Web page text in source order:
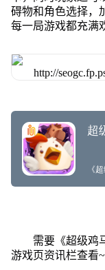
碍物和角色选择，
每一局游戏都充满
需要《超级鸡
游戏页资讯栏查看~